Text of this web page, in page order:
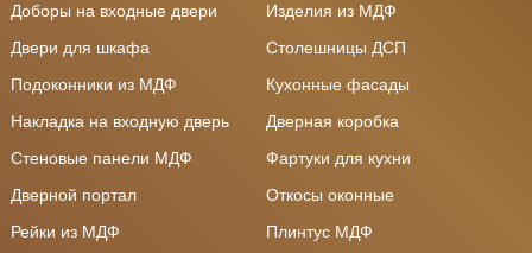
Доборы на входные двери
Изделия из МДФ
Двери для шкафа
Столешницы ДСП
Подоконники из МДФ
Кухонные фасады
Накладка на входную дверь
Дверная коробка
Стеновые панели МДФ
Фартуки для кухни
Дверной портал
Откосы оконные
Рейки из МДФ
Плинтус МДФ